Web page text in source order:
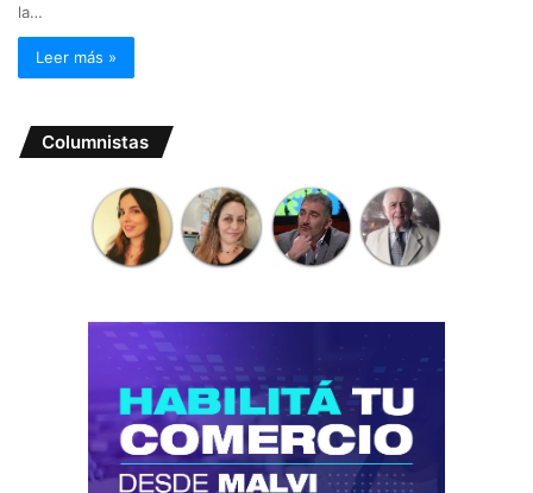
la…
Leer más »
Columnistas